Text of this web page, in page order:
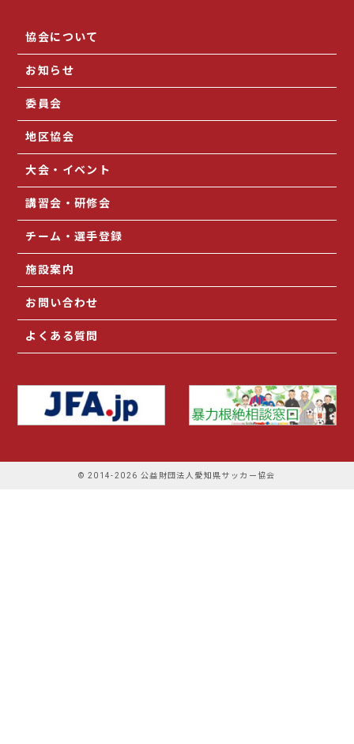
協会について
お知らせ
委員会
地区協会
大会・イベント
講習会・研修会
チーム・選手登録
施設案内
お問い合わせ
よくある質問
© 2014-2026 公益財団法人愛知県サッカー協会